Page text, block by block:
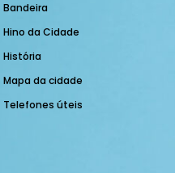
Bandeira
Hino da Cidade
História
Mapa da cidade
Telefones úteis